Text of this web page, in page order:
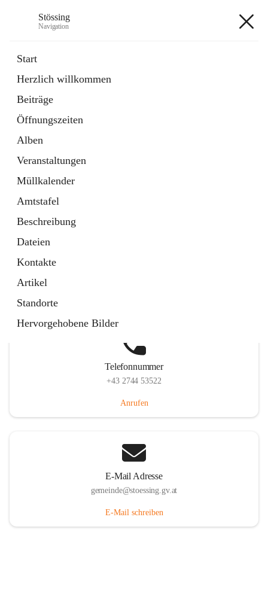
Stössing
Navigation
Start
Herzlich willkommen
Beiträge
Öffnungszeiten
Alben
Veranstaltungen
Müllkalender
Amtstafel
Beschreibung
Dateien
Kontakte
Artikel
Standorte
Hervorgehobene Bilder
Datei
in
Tab
Kindergarten
öffnet
in
neuem
Tab
Telefonnummer
+43 2744 53522
Anrufen
E-Mail Adresse
gemeinde@stoessing.gv.at
E-Mail schreiben